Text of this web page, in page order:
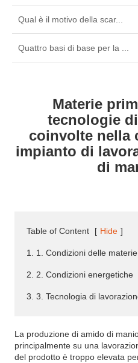
Qual è il motivo della scar...
Quattro basi di base per la ...
Materie
tecnologie
coinvolte nella
impianto di
di
Table of Content [ Hide ]
1. 1. Condizioni delle
2. 2. Condizioni energetiche
3. 3. Tecnologia di
La produzione di amido di
principalmente su una
del prodotto è troppo elevata